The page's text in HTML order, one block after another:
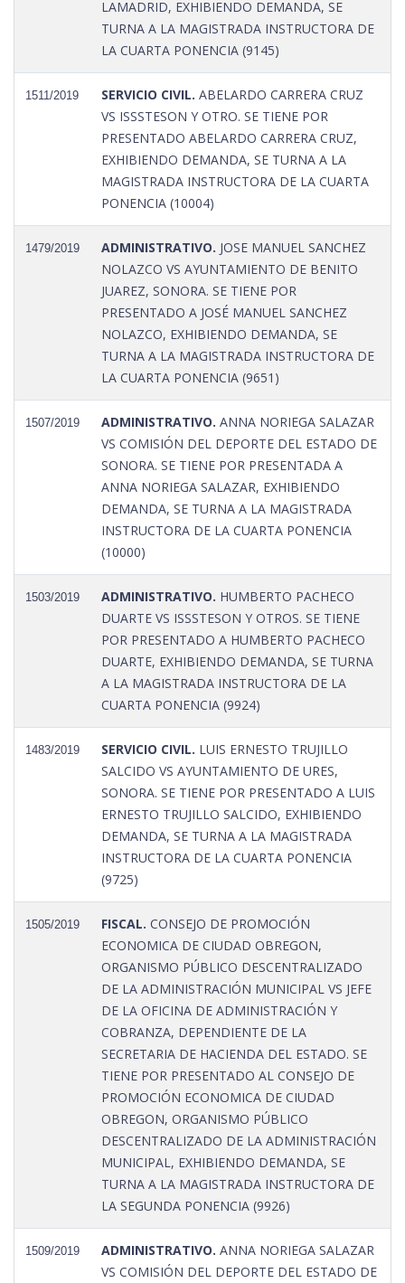
LAMADRID, EXHIBIENDO DEMANDA, SE
TURNA A LA MAGISTRADA INSTRUCTORA DE
LA CUARTA PONENCIA (9145)
1511/2019 SERVICIO CIVIL. ABELARDO CARRERA CRUZ
VS ISSSTESON Y OTRO. SE TIENE POR
PRESENTADO ABELARDO CARRERA CRUZ,
EXHIBIENDO DEMANDA, SE TURNA A LA
MAGISTRADA INSTRUCTORA DE LA CUARTA
PONENCIA (10004)
1479/2019 ADMINISTRATIVO. JOSE MANUEL SANCHEZ
NOLAZCO VS AYUNTAMIENTO DE BENITO
JUAREZ, SONORA. SE TIENE POR
PRESENTADO A JOSÉ MANUEL SANCHEZ
NOLAZCO, EXHIBIENDO DEMANDA, SE
TURNA A LA MAGISTRADA INSTRUCTORA DE
LA CUARTA PONENCIA (9651)
1507/2019 ADMINISTRATIVO. ANNA NORIEGA SALAZAR
VS COMISIÓN DEL DEPORTE DEL ESTADO DE
SONORA. SE TIENE POR PRESENTADA A
ANNA NORIEGA SALAZAR, EXHIBIENDO
DEMANDA, SE TURNA A LA MAGISTRADA
INSTRUCTORA DE LA CUARTA PONENCIA
(10000)
1503/2019 ADMINISTRATIVO. HUMBERTO PACHECO
DUARTE VS ISSSTESON Y OTROS. SE TIENE
POR PRESENTADO A HUMBERTO PACHECO
DUARTE, EXHIBIENDO DEMANDA, SE TURNA
A LA MAGISTRADA INSTRUCTORA DE LA
CUARTA PONENCIA (9924)
1483/2019 SERVICIO CIVIL. LUIS ERNESTO TRUJILLO
SALCIDO VS AYUNTAMIENTO DE URES,
SONORA. SE TIENE POR PRESENTADO A LUIS
ERNESTO TRUJILLO SALCIDO, EXHIBIENDO
DEMANDA, SE TURNA A LA MAGISTRADA
INSTRUCTORA DE LA CUARTA PONENCIA
(9725)
1505/2019 FISCAL. CONSEJO DE PROMOCIÓN
ECONOMICA DE CIUDAD OBREGON,
ORGANISMO PÚBLICO DESCENTRALIZADO
DE LA ADMINISTRACIÓN MUNICIPAL VS JEFE
DE LA OFICINA DE ADMINISTRACIÓN Y
COBRANZA, DEPENDIENTE DE LA
SECRETARIA DE HACIENDA DEL ESTADO. SE
TIENE POR PRESENTADO AL CONSEJO DE
PROMOCIÓN ECONOMICA DE CIUDAD
OBREGON, ORGANISMO PÚBLICO
DESCENTRALIZADO DE LA ADMINISTRACIÓN
MUNICIPAL, EXHIBIENDO DEMANDA, SE
TURNA A LA MAGISTRADA INSTRUCTORA DE
LA SEGUNDA PONENCIA (9926)
1509/2019 ADMINISTRATIVO. ANNA NORIEGA SALAZAR
VS COMISIÓN DEL DEPORTE DEL ESTADO DE